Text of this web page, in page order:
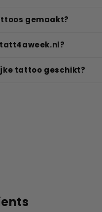
gemaakt?
tattoo geschikt?